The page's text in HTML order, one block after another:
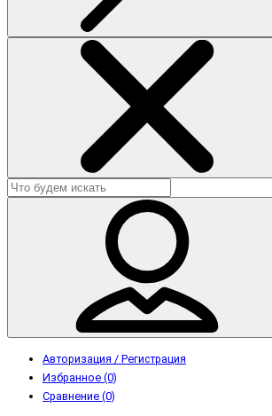
Авторизация / Регистрация
Избранное (0)
Сравнение (0)